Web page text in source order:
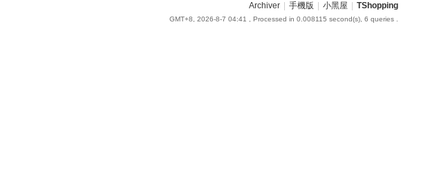
Archiver 手機版 小黑屋 TShopping
GMT+8, 2026-8-7 04:41 , Processed in 0.008115 second(s), 6 queries .